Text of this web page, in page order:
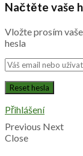
Načtěte vaše
Vložte prosím
hesla
Přihlášení
Previous Next
Close